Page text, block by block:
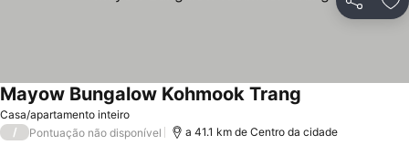
Partilhar
Casa/apartamento inteiro
Mayow Bungalow Kohmook Trang
/ Pontuação não disponível a 41.1 km de Centro da cidade